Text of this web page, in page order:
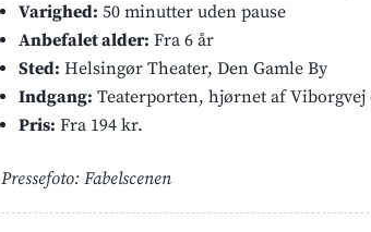
Varighed: 50 minutter uden pause
Anbefalet alder: Fra 6 år
Sted: Helsingør Theater, Den Gamle By
Indgang: Teaterporten, hjørnet af Viborgvej
Pris: Fra 194 kr.
Pressefoto: Fabelscenen